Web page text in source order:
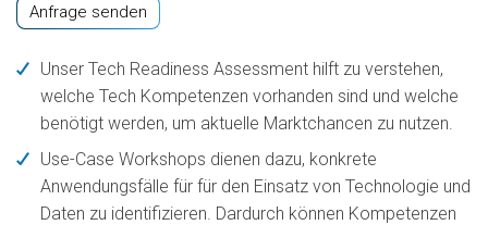
Anfrage senden
Unser Tech Readiness Assessment hilft zu verstehen,
welche Tech Kompetenzen vorhanden sind und welche
benötigt werden, um aktuelle Marktchancen zu nutzen.
Use-Case Workshops dienen dazu, konkrete
Anwendungsfälle für für den Einsatz von Technologie und
Daten zu identifizieren. Dardurch können Kompetenzen